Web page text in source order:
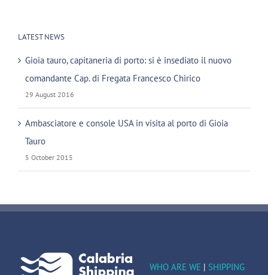
LATEST NEWS
Gioia tauro, capitaneria di porto: si è insediato il nuovo
comandante Cap. di Fregata Francesco Chirico
29 August 2016
Ambasciatore e console USA in visita al porto di Gioia
Tauro
5 October 2015
WHO ARE WE | SHIPPING